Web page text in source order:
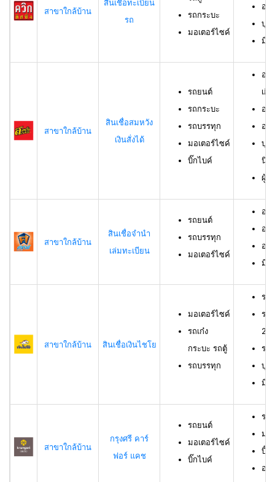
สาขาใกล้บ้าน
สินเชื่อทะเบียน
รถ
รถกระบะ
มอเตอร์ไซค์
อา
บุค
มีชื่
สาขาใกล้บ้าน
สินเชื่อสมหวัง
เงินสั่งได้
รถยนต์
รถกระบะ
รถบรรทุก
มอเตอร์ไซค์
บิ๊กไบค์
อา
เกิ
อา
อา
บุค
นิติ
ผู้กู้
สาขาใกล้บ้าน
สินเชื่อจำนำ
เล่มทะเบียน
รถยนต์
รถบรรทุก
มอเตอร์ไซค์
อา
อา
อา
มีชื่
สาขาใกล้บ้าน สินเชื่อเงินไชโย
มอเตอร์ไซค์
รถเก๋ง
กระบะ รถตู้
รถบรรทุก
รถ
รถ
23
รถ
บุค
มีร
สาขาใกล้บ้าน
กรุงศรี คาร์
ฟอร์ แคช
รถยนต์
มอเตอร์ไซค์
บิ๊กไบค์
รถ
มอ
บิ๊ก
อา